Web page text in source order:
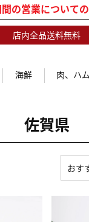
間の営業について
店内全品送料無料
海鮮 肉、ハム
佐賀県